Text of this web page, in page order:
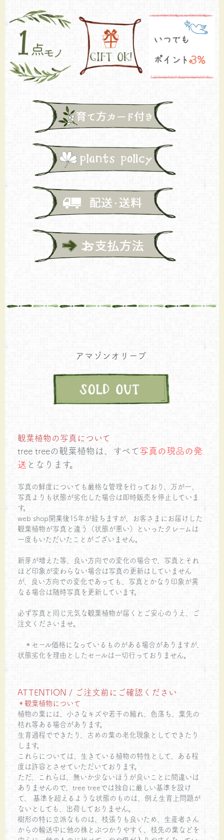
アマゾンオリーブ
観葉植物の写真について
tree treeの観葉植物は、すべて写真の現品の発
送 となります。
写真の鮮度についても厳格な管理を行っており、万が一、
写真よりも状態が劣化した場合は即時販売を停止していま
す。
web shop開業後15年が経ちますが、お客さまにお届けした
観葉植物が写真と違う（状態が悪い）といったクレームは
一度もいただいたことがございません。
新芽が増えた等、良い方向での変化の場合で、写真とそれ
ほど印象が変わらない場合は写真の更新はしていません
が、良い方向での変化であっても、写真とかなり印象が異
なる場合は随時写真を更新しています。
必ず写真と同じ元気な観葉植物が届くとご安心のうえ、ご
注文くださいませ。
＊セール価格になっているものがある場合がありますが、
状態劣化を理由としたセールは一切行っておりません。
ATTENTION / ご注文前にご確認ください
＊観葉植物について
植物の葉には、小さなキズや若干の縮れ、色落ち、葉先の
枯れ等ある場合があります。
生育過程でできたり、古めの葉の老化現象としてできたり
します。
これらについては、生きている植物の特性として、ある程
度は許容とさせていただいております。
ただ、これらは、無いか少ないほうが良いことに間違いは
ありませんので、tree treeでは独自に厳しい基準を設け
て、 基準を超えるような状態のものは、例え生育上問題が
ないとしても、出荷しておりません。
樹形の特に立派なものは、枝張りも良いため、生産者さん
からの輸送中に他の株とぶつかりやすく、枝先の葉などを